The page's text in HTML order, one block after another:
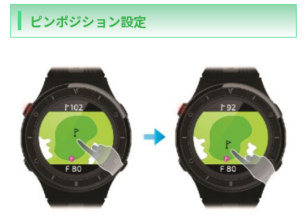
ピンポジション設定